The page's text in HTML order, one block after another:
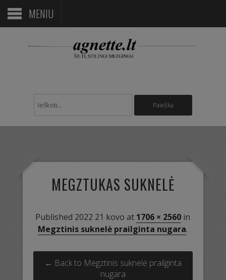
MENIU
MEGZTUKAS SUKNELĖ
Published 2022 21 kovo at 1706 × 2560 in
Megztinis suknelė prailginta nugara.
← Back to Megztinis suknelė prailginta
nugara